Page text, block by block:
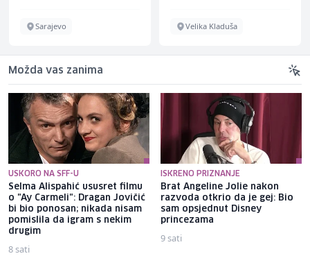
Sarajevo Velika Kladuša
Možda vas zanima
USKORO NA SFF-U
Selma Alispahić ususret filmu
o "Ay Carmeli": Dragan Jovičić
bi bio ponosan; nikada nisam
pomislila da igram s nekim
drugim
8 sati
ISKRENO PRIZNANJE
Brat Angeline Jolie nakon
razvoda otkrio da je gej: Bio
sam opsjednut Disney
princezama
9 sati